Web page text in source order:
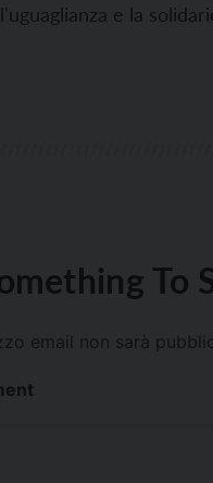
e la
To
email non sarà